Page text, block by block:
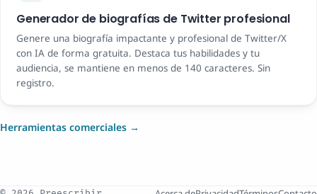
Generador de biografías de Twitter profesional
Genere una biografía impactante y profesional de Twitter/X
con IA de forma gratuita. Destaca tus habilidades y tu
audiencia, se mantiene en menos de 140 caracteres. Sin
registro.
Herramientas comerciales →